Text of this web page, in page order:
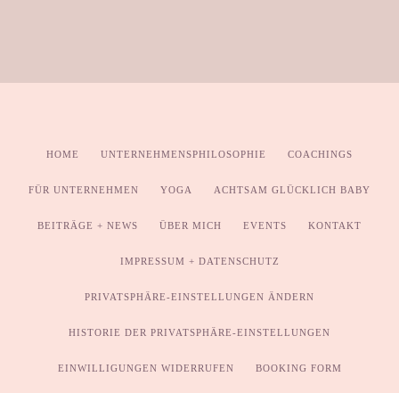
HOME UNTERNEHMENSPHILOSOPHIE COACHINGS
FÜR UNTERNEHMEN YOGA ACHTSAM GLÜCKLICH BABY
BEITRÄGE + NEWS ÜBER MICH EVENTS KONTAKT
IMPRESSUM + DATENSCHUTZ
PRIVATSPHÄRE-EINSTELLUNGEN ÄNDERN
HISTORIE DER PRIVATSPHÄRE-EINSTELLUNGEN
EINWILLIGUNGEN WIDERRUFEN BOOKING FORM